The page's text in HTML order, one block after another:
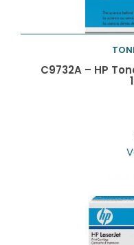
C9732A – HP